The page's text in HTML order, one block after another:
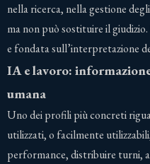
nella ricerca, nella gestione
ma non può sostituire il
e fondata sull’interpretazione
IA e lavoro:
umana
Uno dei profili più concreti
utilizzati, o facilmente
performance, distribuire turni,